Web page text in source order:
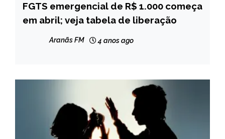
BRASIL
NOTÍCIAS
FGTS emergencial de R$ 1.000 começa
em abril; veja tabela de liberação
Aranãs FM 4 anos ago